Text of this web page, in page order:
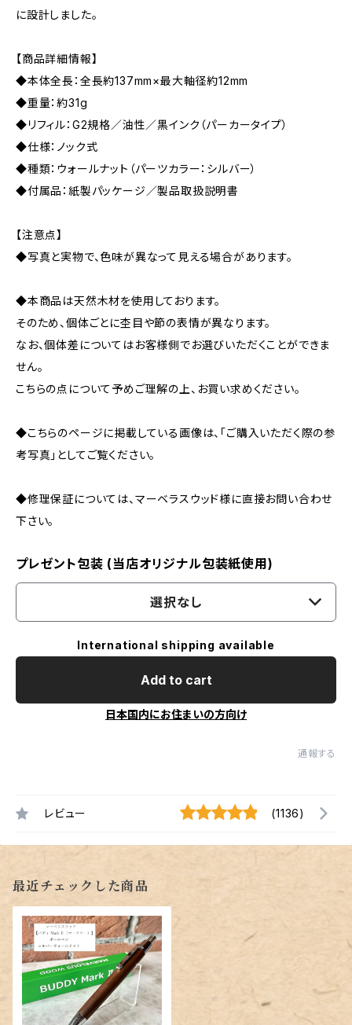
に設計しました。
【商品詳細情報】
◆本体全長：全長約137mm×最大軸径約12mm
◆重量：約31g
◆リフィル：G2規格／油性／黒インク（パーカータイプ）
◆仕様：ノック式
◆種類：ウォールナット（パーツカラー：シルバー）
◆付属品：紙製パッケージ／製品取扱説明書
【注意点】
◆写真と実物で、色味が異なって見える場合があります。
◆本商品は天然木材を使用しております。
そのため、個体ごとに杢目や節の表情が異なります。
なお、個体差についてはお客様側でお選びいただくことができま
せん。
こちらの点について予めご理解の上、お買い求めください。
◆こちらのページに掲載している画像は、「ご購入いただく際の参
考写真」としてご覧ください。
◆修理保証については、マーベラスウッド様に直接お問い合わせ
下さい。
プレゼント包装 (当店オリジナル包装紙使用)
選択なし
International shipping available
Add to cart
日本国内にお住まいの方向け
通報する
レビュー (1136)
最近チェックした商品